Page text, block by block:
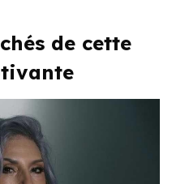
de cette